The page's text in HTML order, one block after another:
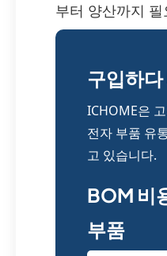
부터 양산까지
구입하
ICHOME은
전자 부품 유
고 있습니다.
BOM 비
부품